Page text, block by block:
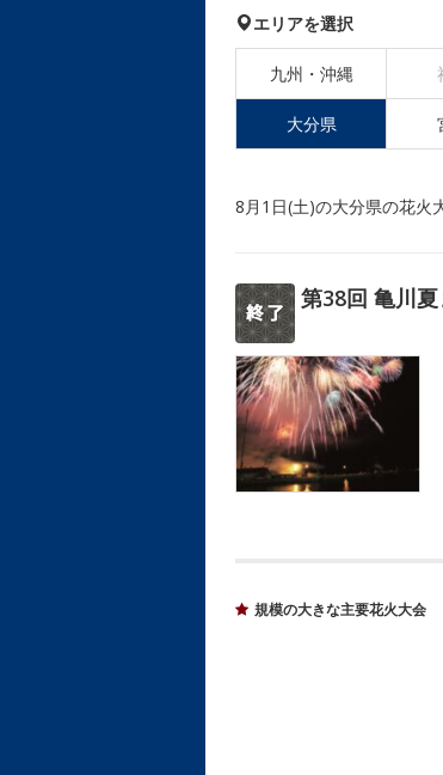
エリアを選択
九州・沖縄
大分県
8月1日(土)の大分県の花火
第38回 亀川夏
規模の大きな主要花火大会